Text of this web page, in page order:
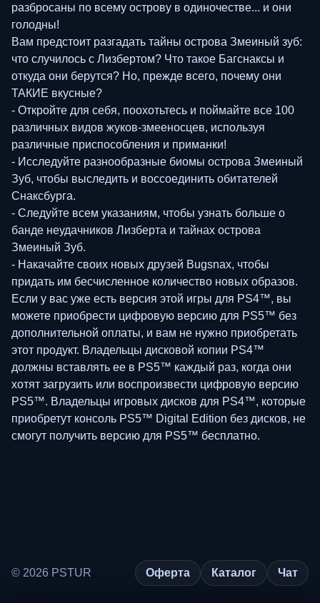
разбросаны по всему острову в одиночестве... и они
голодны!
Вам предстоит разгадать тайны острова Змеиный зуб:
что случилось с Лизбертом? Что такое Багснаксы и
откуда они берутся? Но, прежде всего, почему они
ТАКИЕ вкусные?
- Откройте для себя, поохотьтесь и поймайте все 100
различных видов жуков-змееносцев, используя
различные приспособления и приманки!
- Исследуйте разнообразные биомы острова Змеиный
Зуб, чтобы выследить и воссоединить обитателей
Снаксбурга.
- Следуйте всем указаниям, чтобы узнать больше о
банде неудачников Лизберта и тайнах острова
Змеиный Зуб.
- Накачайте своих новых друзей Bugsnax, чтобы
придать им бесчисленное количество новых образов.
Если у вас уже есть версия этой игры для PS4™, вы
можете приобрести цифровую версию для PS5™ без
дополнительной оплаты, и вам не нужно приобретать
этот продукт. Владельцы дисковой копии PS4™
должны вставлять ее в PS5™ каждый раз, когда они
хотят загрузить или воспроизвести цифровую версию
PS5™. Владельцы игровых дисков для PS4™, которые
приобретут консоль PS5™ Digital Edition без дисков, не
смогут получить версию для PS5™ бесплатно.
© 2026 PSTUR Оферта Каталог Чат